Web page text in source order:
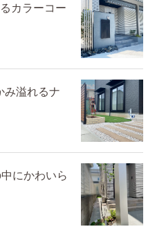
カラーコー
溢れるナ
にかわいら